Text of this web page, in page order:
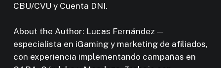
CBU/CVU y Cuenta DNI.
About the Author: Lucas Fernández —
especialista en iGaming y marketing de afiliados,
con experiencia implementando campañas en